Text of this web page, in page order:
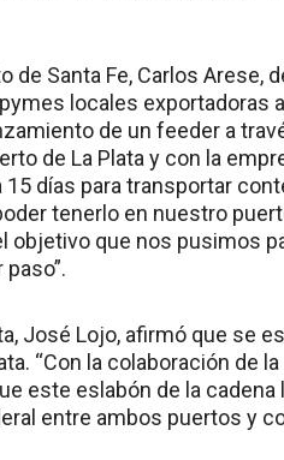
de Santa Fe, Carlos Arese,
locales exportadoras
de un feeder a
de La Plata y con la
días para transportar
tenerlo en nuestro
objetivo que nos pusimos
José Lojo, afirmó que se
“Con la colaboración de
este eslabón de la
entre ambos puertos y